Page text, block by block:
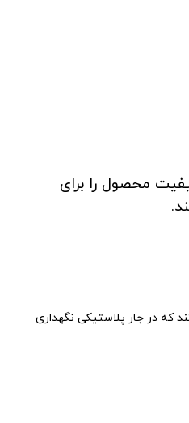
محصول را برای
که در جار پلاستیکی نگهداری